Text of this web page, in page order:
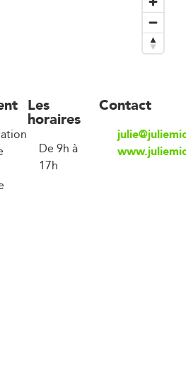
Les
horaires
De 9h à
17h
Contact